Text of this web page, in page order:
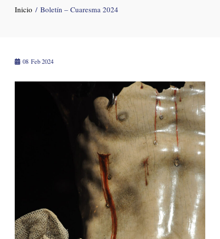
Inicio Boletín – Cuaresma 2024
08 Feb 2024